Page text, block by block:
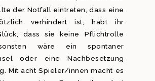
der Notfall eintreten, dass eine
verhindert ist, habt ihr
dass sie keine Pflichtrolle
wäre ein spontaner
oder eine Nachbesetzung
Mit acht Spieler/innen macht es